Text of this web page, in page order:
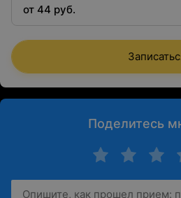
квалификационной категории
от 44 руб.
Поделитесь